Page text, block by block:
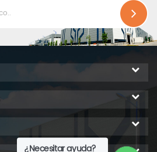
¿Necesitar ayuda?